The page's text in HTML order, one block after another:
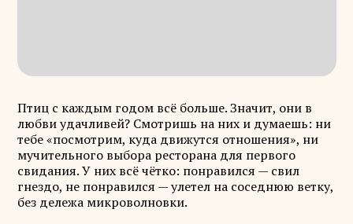
Птиц с каждым годом всё больше. Значит, они в
любви удачливей? Смотришь на них и думаешь: ни
тебе «посмотрим, куда движутся отношения», ни
мучительного выбора ресторана для первого
свидания. У них всё чётко: понравился — свил
гнездо, не понравился — улетел на соседнюю ветку,
без дележа микроволновки.